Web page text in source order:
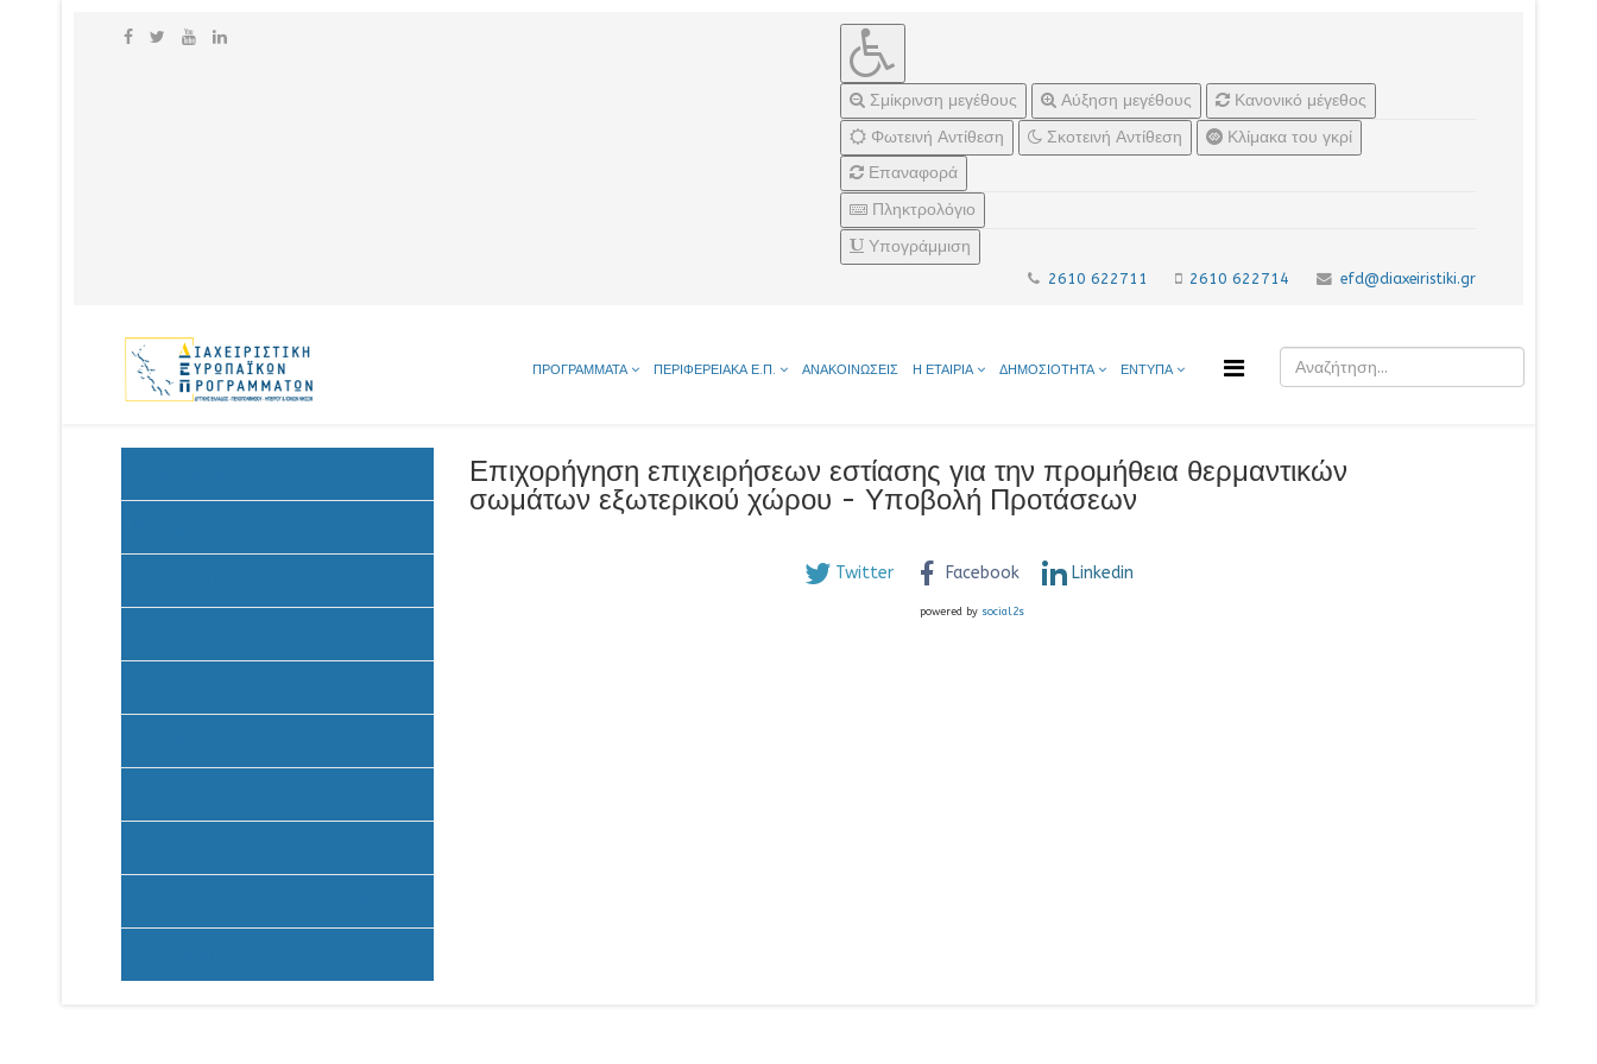
Σμίκρινση μεγέθους Αύξηση μεγέθους
Κανονικό μέγεθος
Φωτεινή Αντίθεση
Σκοτεινή Αντίθεση
Κλίμακα του γκρί
Επαναφορά
Πληκτρολόγιο
Υπογράμμιση
2610 622711 2610 622714 efd@diaxeiristiki.gr
ΠΡΟΓΡΑΜΜΑΤΑ ΠΕΡΙΦΕΡΕΙΑΚΑ Ε.Π. ΑΝΑΚΟΙΝΩΣΕΙΣ Η ΕΤΑΙΡΙΑ ΔΗΜΟΣΙΟΤΗΤΑ ΕΝΤΥΠΑ
Επιχορήγηση επιχειρήσεων εστίασης για την προμήθεια θερμαντικών
σωμάτων εξωτερικού χώρου - Υποβολή Προτάσεων
Twitter Facebook Linkedin
powered by social2s